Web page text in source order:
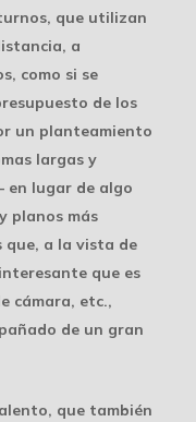
que utilizan
a
como si se
de los
un planteamiento
largas y
en lugar de algo
planos más
que, a la vista de
que es
cámara, etc.,
de un gran
que también